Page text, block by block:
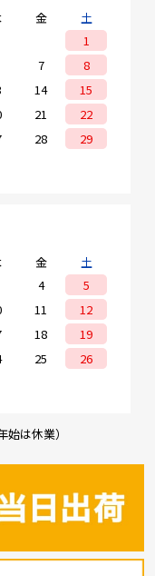
金
土
1
7
8
14
15
21
22
28
29
金
土
4
5
11
12
18
19
25
26
は休業）